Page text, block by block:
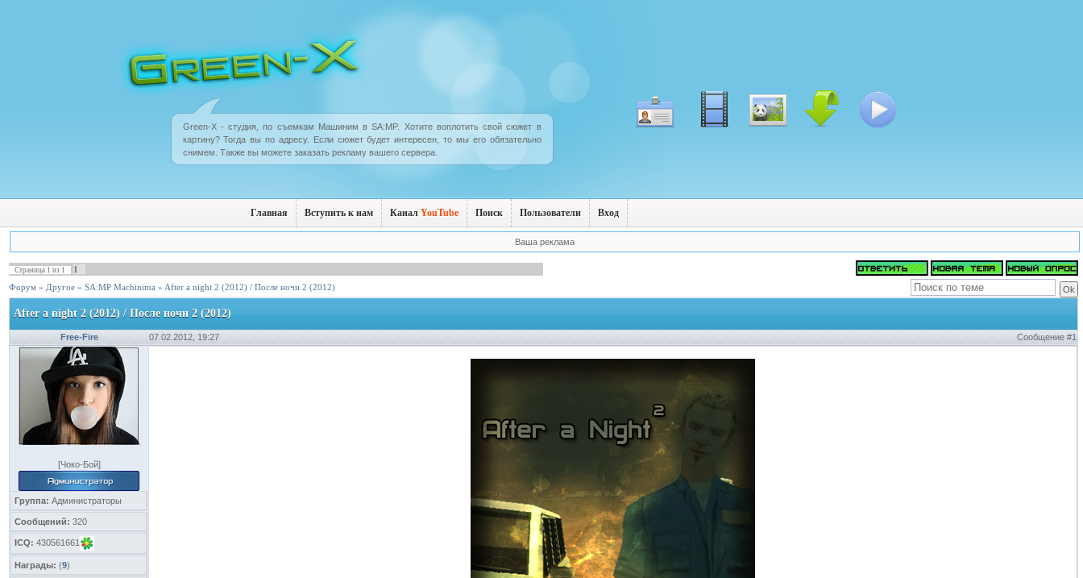
Green-X - студия, по съемкам Машиним в SA:MP. Хотите воплотить свой сюжет в
картину? Тогда вы по адресу. Если сюжет будет интересен, то мы его обязательно
снимем. Также вы можете заказать рекламу вашего сервера.
Главная Вступить к нам Канал YouTube Поиск Пользователи Вход
Ваша реклама
Страница 1 из 1
1
Форум » Другое » SA:MP Machinima » After a night 2 (2012) / После ночи 2 (2012)
After a night 2 (2012) / После ночи 2 (2012)
Free-Fire 07.02.2012, 19:27 Сообщение #1
[Чоко-Бой]
Группа: Администраторы
Сообщений: 320
ICQ: 430561661
Награды: (9)